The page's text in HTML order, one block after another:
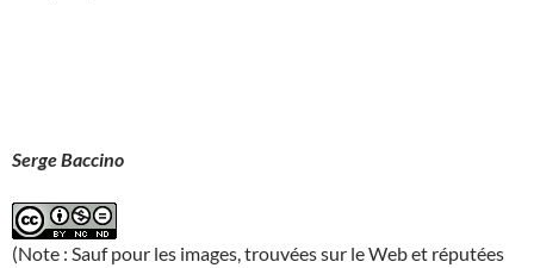
Serge Baccino
(Note : Sauf pour les images, trouvées sur le Web et réputées